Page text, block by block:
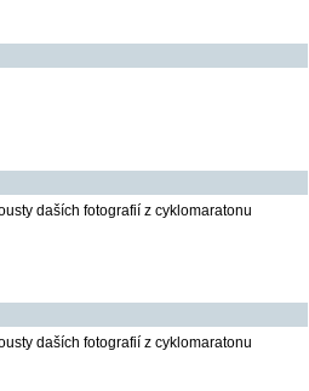
daších fotografií z cyklomaratonu
daších fotografií z cyklomaratonu